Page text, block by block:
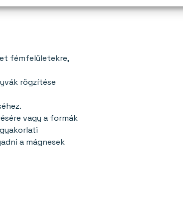
fémfelületekre,
rögzítése
vagy a formák
a mágnesek